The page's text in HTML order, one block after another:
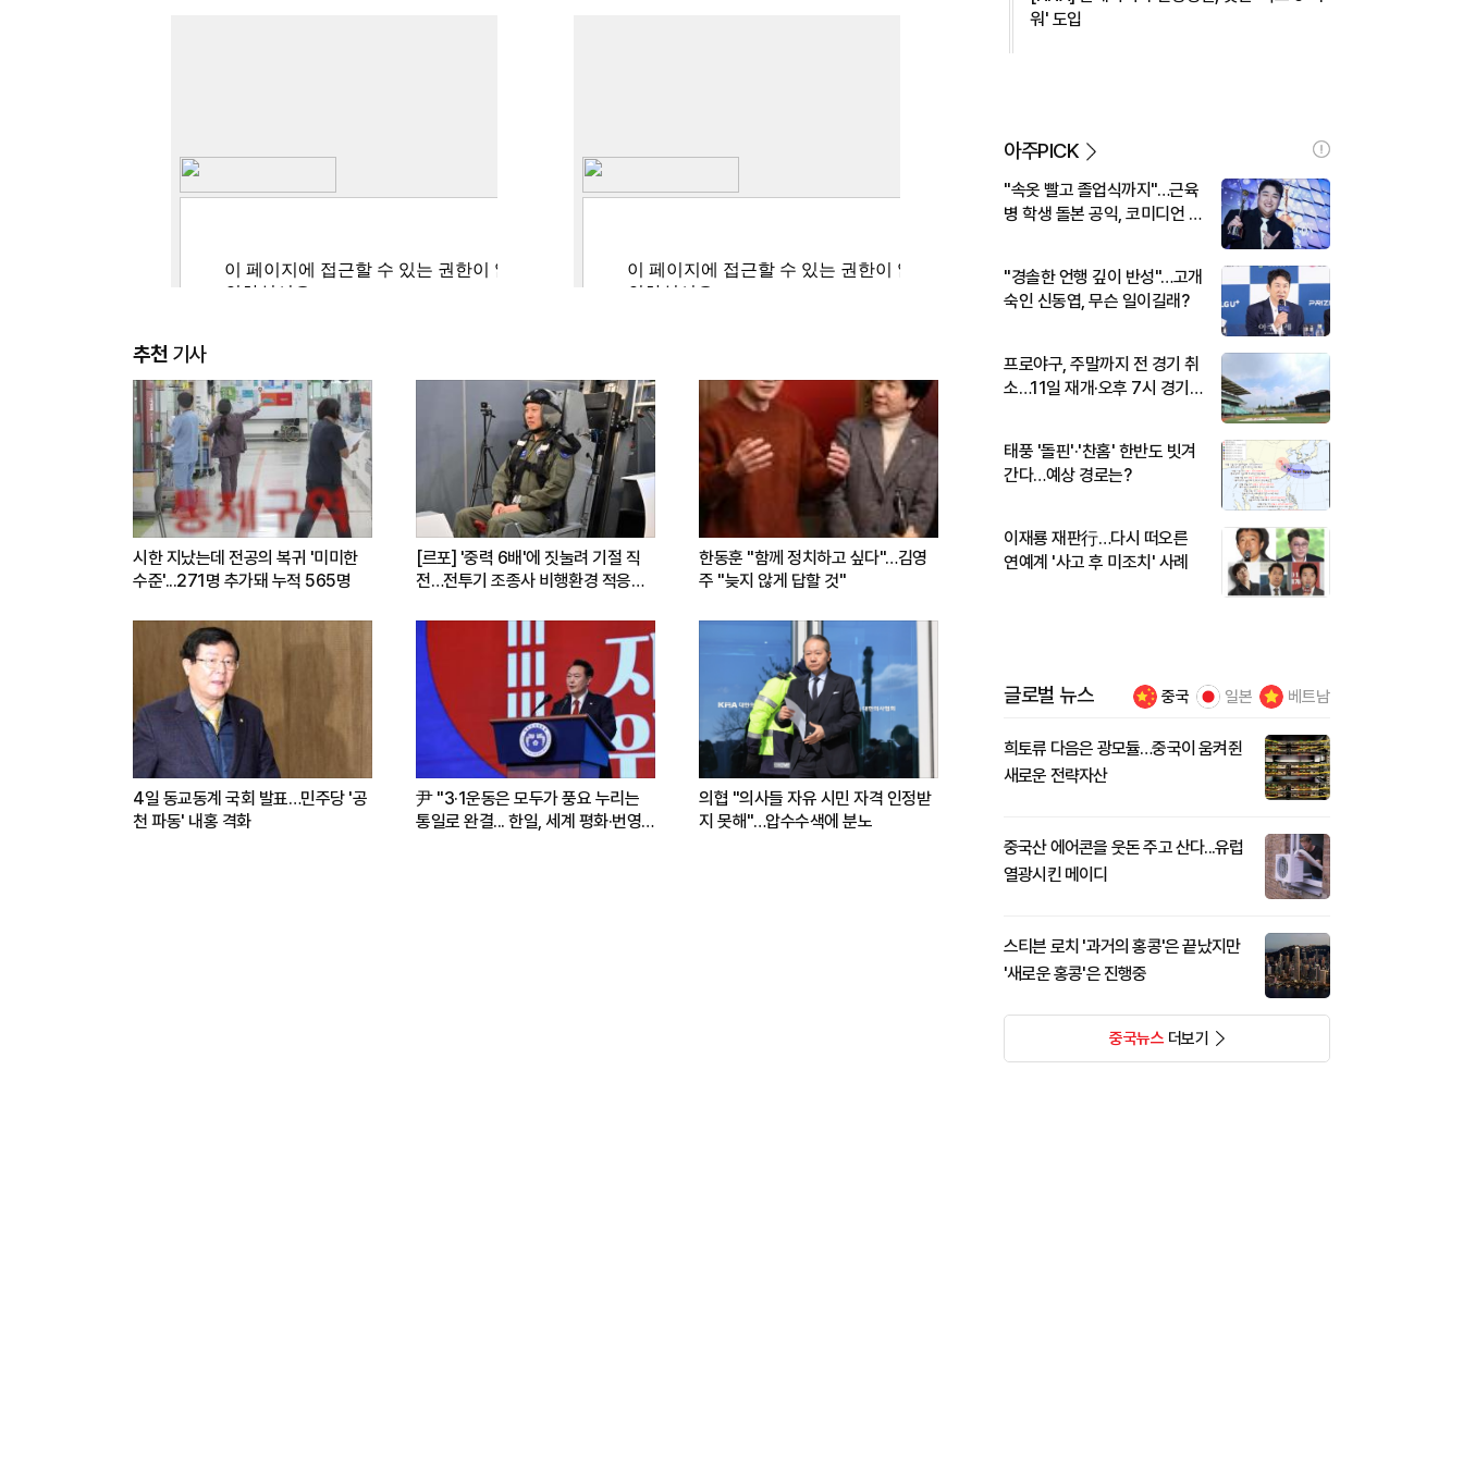
추천기사
시한 지났는데 전공의 복귀 '미미한
수준'...271명 추가돼 누적 565명
[르포] '중력 6배'에 짓눌려 기절 직
전…전투기 조종사 비행환경 적응훈
한동훈 "함께 정치하고 싶다"…김영
주 "늦지 않게 답할 것"
4일 동교동계 국회 발표…민주당 '공
천 파동' 내홍 격화
尹 "3·1운동은 모두가 풍요 누리는
통일로 완결... 한일, 세계 평화·번영
의협 "의사들 자유 시민 자격 인정받
지 못해"…압수수색에 분노
워' 도입
아주PICK
"속옷 빨고 졸업식까지"…근육
병 학생 돌본 공익, 코미디언 김
"경솔한 언행 깊이 반성"…고개
숙인 신동엽, 무슨 일이길래?
프로야구, 주말까지 전 경기 취
소…11일 재개·오후 7시 경기
태풍 '돌핀'·'찬홈' 한반도 빗겨
간다…예상 경로는?
이재룡 재판行…다시 떠오른
연예계 '사고 후 미조치' 사례
글로벌 뉴스 중국 일본 베트남
희토류 다음은 광모듈…중국이 움켜쥔
새로운 전략자산
중국산 에어콘을 웃돈 주고 산다...유럽
열광시킨 메이디
스티븐 로치 '과거의 홍콩'은 끝났지만
'새로운 홍콩'은 진행중
중국뉴스더보기